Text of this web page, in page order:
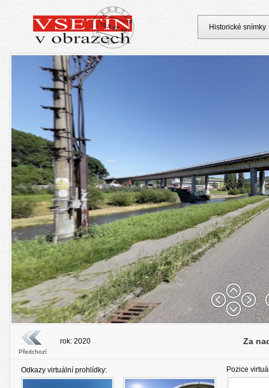
Předchozí
rok: 2020 Za
Odkazy virtuální prohlídky: Pozice
Historické snímky